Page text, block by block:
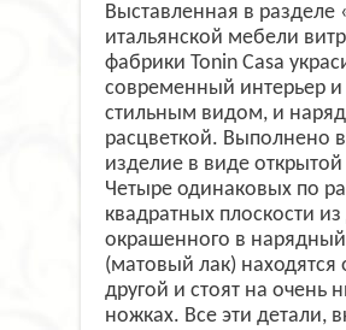
Выставленная в разделе
итальянской мебели
фабрики Tonin Casa
современный интерьер
стильным видом, и
расцветкой. Выполнено
изделие в виде
Четыре одинаковых по
квадратных плоскости
окрашенного в
(матовый лак) находятся
другой и стоят на очень
ножках. Все эти детали,